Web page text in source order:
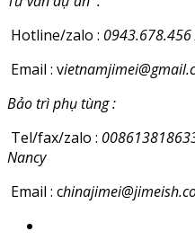
Hotline/zalo : 0943.678.456
Email : v
Bảo trì phụ tùng :
Tel/fax/zalo :
Nancy
Email : c